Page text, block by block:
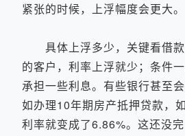
紧张的时候，上浮幅度会更大。
具体上浮多少，关键看借款
的客户，利率上浮就少；条件
承担一些利息。有些银行甚至
如办理10年期房产抵押贷款，
利率就变成了6.86%。这还没